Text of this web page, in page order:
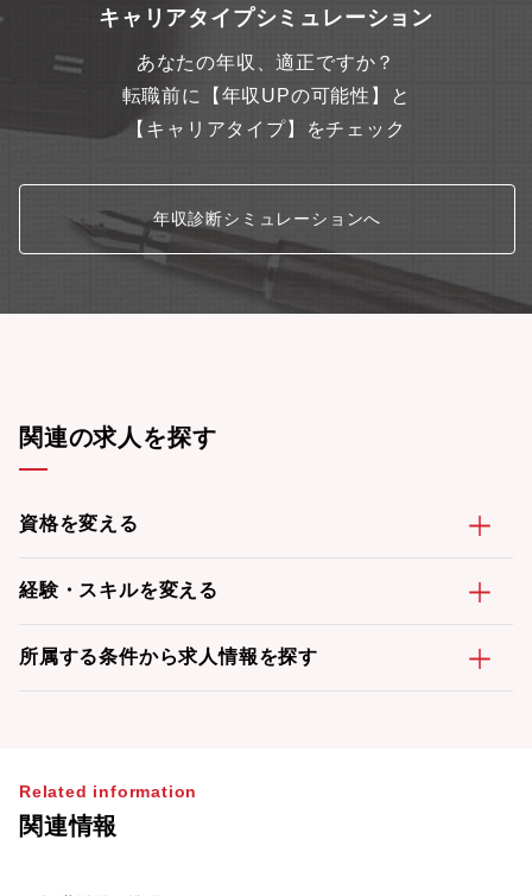
豊富に備わっております。
キャリアタイプシミュレーション
あなたの年収、適正ですか？
転職前に【年収UPの可能性】と
【キャリアタイプ】をチェック
年収診断シミュレーションへ
関連の求人を探す
資格を変える
経験・スキルを変える
所属する条件から求人情報を探す
Related information
関連情報